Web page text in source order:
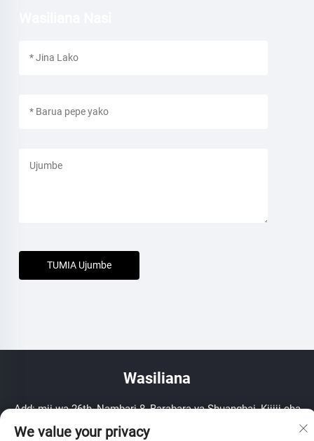
TUMIA Ujumbe
Wasiliana
Add: mji wa 26th, Nambari 8, Barabara ya Shuangbai, Kijiji cha
Yuanhua, Haining, Zhejiang, PR China
We value your privacy